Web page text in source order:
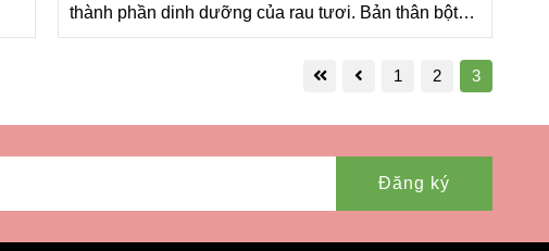
thành phần dinh dưỡng của rau tươi. Bản thân bột
được làm từ bông cải xanh và không có chất phụ gia
1 2 3
Đăng ký